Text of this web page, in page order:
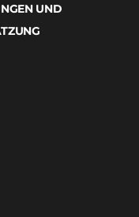
UND